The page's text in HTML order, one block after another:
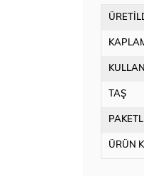
TAŞ
ÜRÜN